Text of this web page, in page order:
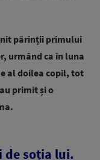
părinții primului
urmând ca în luna
al doilea copil, tot
primit și o
de soția lui.